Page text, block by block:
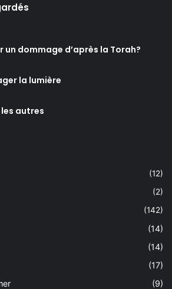
un dommage d’après la Torah?
la lumière
autres
(12)
(2)
(142)
(14)
(14)
(17)
(9)